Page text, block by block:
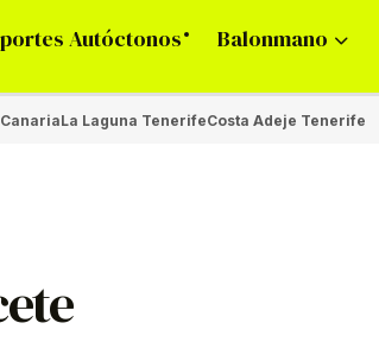
Autóctonos Balonmano
La Laguna TenerifeCosta Adeje Tenerife